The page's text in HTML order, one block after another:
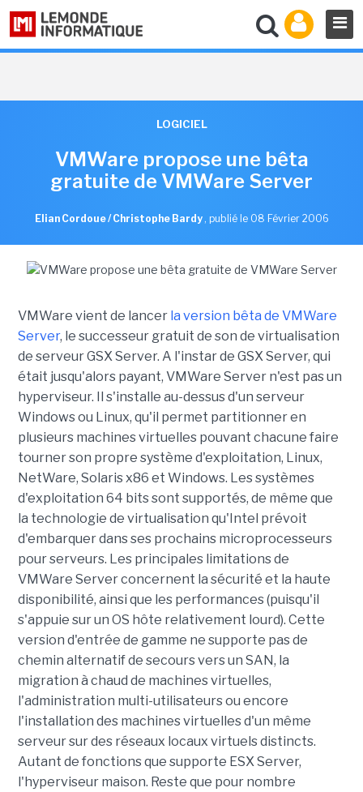
LOGICIEL
VMWare propose une bêta
gratuite de VMWare Server
Elian Cordoue / Christophe Bardy , publié le 08 Février 2006
VMWare vient de lancer la version bêta de VMWare
Server, le successeur gratuit de son de virtualisation
de serveur GSX Server. A l'instar de GSX Server, qui
était jusqu'alors payant, VMWare Server n'est pas un
hyperviseur. Il s'installe au-dessus d'un serveur
Windows ou Linux, qu'il permet partitionner en
plusieurs machines virtuelles pouvant chacune faire
tourner son propre système d'exploitation, Linux,
NetWare, Solaris x86 et Windows. Les systèmes
d'exploitation 64 bits sont supportés, de même que
la technologie de virtualisation qu'Intel prévoit
d'embarquer dans ses prochains microprocesseurs
pour serveurs. Les principales limitations de
VMWare Server concernent la sécurité et la haute
disponibilité, ainsi que les performances (puisqu'il
s'appuie sur un OS hôte relativement lourd). Cette
version d'entrée de gamme ne supporte pas de
chemin alternatif de secours vers un SAN, la
migration à chaud de machines virtuelles,
l'administration multi-utilisateurs ou encore
l'installation des machines virtuelles d'un même
serveur sur des réseaux locaux virtuels distincts.
Autant de fonctions que supporte ESX Server,
l'hyperviseur maison. Reste que pour nombre